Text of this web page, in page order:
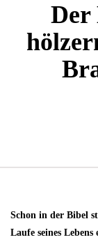
Der
Schon in der Bibel
Laufe seines